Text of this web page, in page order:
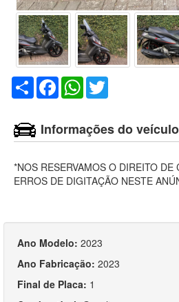
Compartilhar
FacebookWhatsApp
Informações do veículo
*NOS RESERVAMOS O DIREITO DE
ERROS DE DIGITAÇÃO NESTE
Ano Modelo: 2023
Ano Fabricação: 2023
Final de Placa: 1